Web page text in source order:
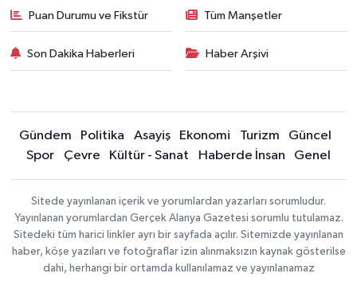
Puan Durumu ve Fikstür Tüm Manşetler
Son Dakika Haberleri Haber Arşivi
Gündem Politika Asayiş Ekonomi Turizm
Güncel
Spor
Çevre Kültür - Sanat Haberde İnsan Genel
Sitede yayınlanan içerik ve yorumlardan yazarları sorumludur.
Yayınlanan yorumlardan Gerçek Alanya Gazetesi sorumlu tutulamaz.
Sitedeki tüm harici linkler ayrı bir sayfada açılır. Sitemizde yayınlanan
haber, köşe yazıları ve fotoğraflar izin alınmaksızın kaynak gösterilse
dahi, herhangi bir ortamda kullanılamaz ve yayınlanamaz